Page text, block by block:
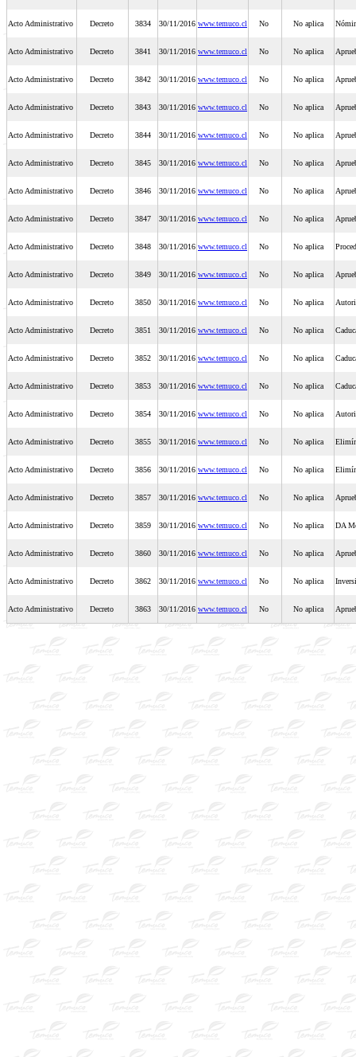
Acto Administrativo Decreto 3834 30/11/2016 www.temuco.cl No No aplica
Acto Administrativo Decreto 3841 30/11/2016 www.temuco.cl No No aplica
Acto Administrativo Decreto 3842 30/11/2016 www.temuco.cl No No aplica
Acto Administrativo Decreto 3843 30/11/2016 www.temuco.cl No No aplica
Acto Administrativo Decreto 3844 30/11/2016 www.temuco.cl No No aplica
Acto Administrativo Decreto 3845 30/11/2016 www.temuco.cl No No aplica
Acto Administrativo Decreto 3846 30/11/2016 www.temuco.cl No No aplica
Acto Administrativo Decreto 3847 30/11/2016 www.temuco.cl No No aplica
Acto Administrativo Decreto 3848 30/11/2016 www.temuco.cl No No aplica
Acto Administrativo Decreto 3849 30/11/2016 www.temuco.cl No No aplica
Acto Administrativo Decreto 3850 30/11/2016 www.temuco.cl No No aplica
Acto Administrativo Decreto 3851 30/11/2016 www.temuco.cl No No aplica
Acto Administrativo Decreto 3852 30/11/2016 www.temuco.cl No No aplica
Acto Administrativo Decreto 3853 30/11/2016 www.temuco.cl No No aplica
Acto Administrativo Decreto 3854 30/11/2016 www.temuco.cl No No aplica
Acto Administrativo Decreto 3855 30/11/2016 www.temuco.cl No No aplica
Acto Administrativo Decreto 3856 30/11/2016 www.temuco.cl No No aplica
Acto Administrativo Decreto 3857 30/11/2016 www.temuco.cl No No aplica
Acto Administrativo Decreto 3859 30/11/2016 www.temuco.cl No No aplica DA
Acto Administrativo Decreto 3860 30/11/2016 www.temuco.cl No No aplica
Acto Administrativo Decreto 3862 30/11/2016 www.temuco.cl No No aplica
Acto Administrativo Decreto 3863 30/11/2016 www.temuco.cl No No aplica